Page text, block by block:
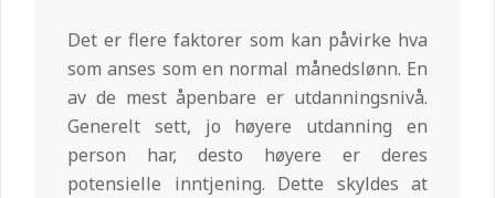
Det er flere faktorer som kan påvirke hva
som anses som en normal månedslønn. En
av de mest åpenbare er utdanningsnivå.
Generelt sett, jo høyere utdanning en
person har, desto høyere er deres
potensielle inntjening. Dette skyldes at